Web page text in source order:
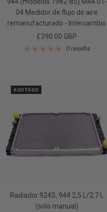
04 Medidor de flujo de aire
remanufacturado - Intercambio
Precio
de
£390.00 GBP
0 reseña
AGOTADO
Radiador 924S, 944 2,5 L/2,7 L
(solo manual)